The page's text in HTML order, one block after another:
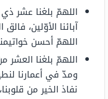
اللهمّ بلغنا عشر ذي
آبائنا الأوّلين،
اللهمّ أحسن
اللهمّ بلغنا
ومدّ في أعمارنا
نفاذ الخير من